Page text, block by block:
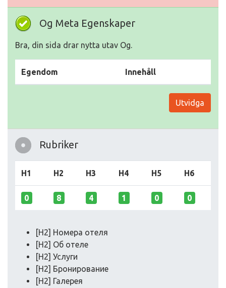
Og Meta Egenskaper
Bra, din sida drar nytta utav Og.
Egendom Innehåll
Utvidga
Rubriker
H1 H2 H3 H4 H5 H6
0 8 4 1 0 0
[H2] Номера отеля
[H2] Об отеле
[H2] Услуги
[H2] Бронирование
[H2] Галерея